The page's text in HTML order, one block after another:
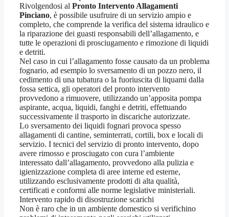
Rivolgendosi al Pronto Intervento Allagamenti
Pinciano, è possibile usufruire di un servizio ampio e
completo, che comprende la verifica del sistema idraulico e
la riparazione dei guasti responsabili dell’allagamento, e
tutte le operazioni di prosciugamento e rimozione di liquidi
e detriti.
Nel caso in cui l’allagamento fosse causato da un problema
fognario, ad esempio lo sversamento di un pozzo nero, il
cedimento di una tubatura o la fuoriuscita di liquami dalla
fossa settica, gli operatori del pronto intervento
provvedono a rimuovere, utilizzando un’apposita pompa
aspirante, acqua, liquidi, fanghi e detriti, effettuando
successivamente il trasporto in discariche autorizzate.
Lo sversamento dei liquidi fognari provoca spesso
allagamenti di cantine, seminterrati, cortili, box e locali di
servizio. I tecnici del servizio di pronto intervento, dopo
avere rimosso e prosciugato con cura l’ambiente
interessato dall’allagamento, provvedono alla pulizia e
igienizzazione completa di aree interne ed esterne,
utilizzando esclusivamente prodotti di alta qualità,
certificati e conformi alle norme legislative ministeriali.
Intervento rapido di disostruzione scarichi
Non è raro che in un ambiente domestico si verifichino